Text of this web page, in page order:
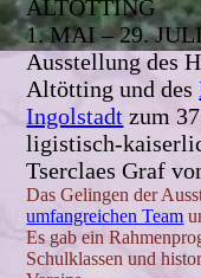
ALTÖTTING
1. MAI – 29.
Ausstellung des
Altötting und des
Ingolstadt zum
ligistisch-
Tserclaes Graf
Das Gelingen der
umfangreichen Team
Es gab ein
Schulklassen und